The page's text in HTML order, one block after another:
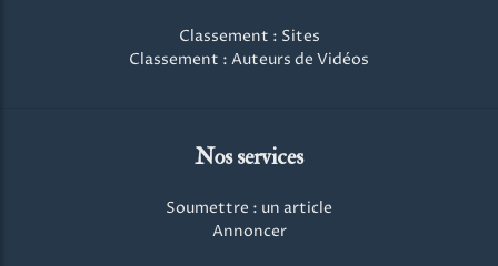
Classement : Sites
Classement : Auteurs de Vidéos
Nos services
Soumettre : un article
Annoncer